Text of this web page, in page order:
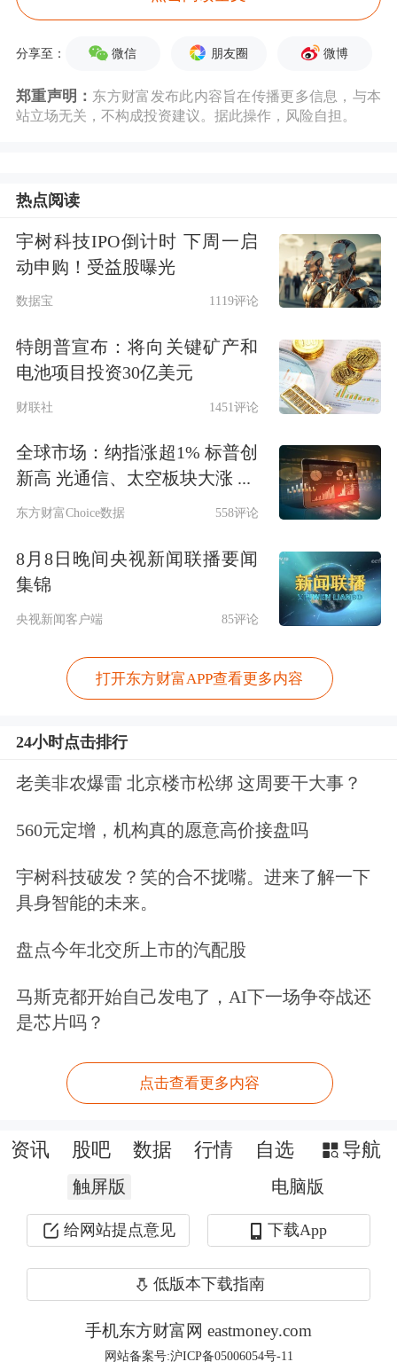
发展等因素，将在未来的投资判断中扮
演怎样的角色？
在众多长期关注中国经济的国际投资者
Fund）的联合创始人之一，在全球宏观
投资领域拥有长期的实践经验和市场观
察。他较早关注中国市场，并持续跟踪
资本市场开放等议题。相比短期市场波
动，他更倾向于从结构性和长期趋势角
来，他亲眼见证了中国从制造驱动走向
创新驱动，从区域市场走向全球舞台的
短期的市场波动，而是基于长期的结构
性判断。
本次接受南方财经记者专访中，罗杰斯
回顾了他对中国四十年的投资经验，并
就中国经济的结构变化、A股走势、技
术创新与中美竞争发表了个人看法。他
点，其开放与创新的步伐将决定未来十
年的全球格局；同时，他亦坦言，美国
债务风险正在加速积聚，而中国的领
先“或许只是时间问题”。
旅游业在中国潜力巨大
南方财经：你如何评价过去五年中国经
济的发展轨迹？
吉姆·罗杰斯：过去五年，中国的经济
发展称不上是一个高速增长的阶段。然
而，如今中国的经济正在重新焕发活
力，进入一个新的繁荣期。中国股市的
表现也正在改善，是少数几个我仍然持
有股票的市场之一，因为我对2025年的
分享至： 微信 朋友圈 微博
郑重声明： 东方财富发布此内容旨在传播更多信息，与本
站立场无关，不构成投资建议。据此操作，风险自担。
热点阅读
宇树科技IPO倒计时 下周一启
动申购！受益股曝光
数据宝 1119评论
特朗普宣布：将向关键矿产和
电池项目投资30亿美元
财联社 1451评论
全球市场：纳指涨超1% 标普创
新高 光通信、太空板块大涨 ...
东方财富Choice数据 558评论
8月8日晚间央视新闻联播要闻
集锦
央视新闻客户端 85评论
打开东方财富APP查看更多内容
24小时点击排行
老美非农爆雷 北京楼市松绑 这周要干大事？
560元定增，机构真的愿意高价接盘吗
宇树科技破发？笑的合不拢嘴。进来了解一下
具身智能的未来。
盘点今年北交所上市的汽配股
马斯克都开始自己发电了，AI下一场争夺战还
是芯片吗？
点击查看更多内容
资讯 股吧 数据 行情 自选 导航
触屏版 电脑版
给网站提点意见 下载App
低版本下载指南
手机东方财富网 eastmoney.com
网站备案号:沪ICP备05006054号-11